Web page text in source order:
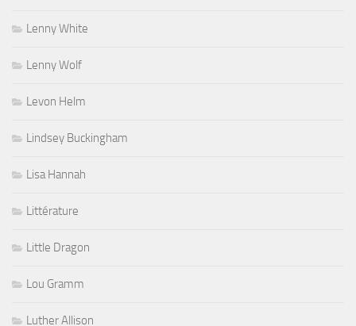
Lenny White
Lenny Wolf
Levon Helm
Lindsey Buckingham
Lisa Hannah
Littérature
Little Dragon
Lou Gramm
Luther Allison